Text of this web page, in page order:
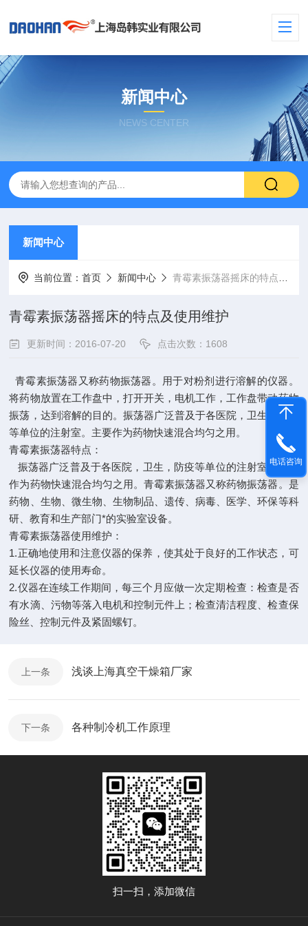
新闻中心
NEWS CENTER
新闻中心
当前位置：首页 新闻中心 青霉素振荡器摇床的特点及使用维护
青霉素振荡器摇床的特点及使用维护
更新时间：2016-07-20 点击次数：1608
青霉素振荡器又称药物振荡器。用于对粉剂进行溶解的仪器。
将药物放置在工作盘中，打开开关，电机工作，工作盘带动药物
振荡，达到溶解的目的。振荡器广泛普及于各医院，卫生，防疫
等单位的注射室。主要作为药物快速混合均匀之用。
青霉素振荡器特点：
振荡器广泛普及于各医院，卫生，防疫等单位的注射室。主要
作为药物快速混合均匀之用。青霉素振荡器又称药物振荡器。是
药物、生物、微生物、生物制品、遗传、病毒、医学、环保等科
研、教育和生产部门*的实验室设备。
青霉素振荡器使用维护：
1.正确地使用和注意仪器的保养，使其处于良好的工作状态，可
延长仪器的使用寿命。
2.仪器在连续工作期间，每三个月应做一次定期检查：检查是否
有水滴、污物等落入电机和控制元件上；检查清洁程度、检查保
险丝、控制元件及紧固螺钉。
上一条 浅谈上海真空干燥箱厂家
下一条 各种制冷机工作原理
扫一扫，添加微信
电话咨询